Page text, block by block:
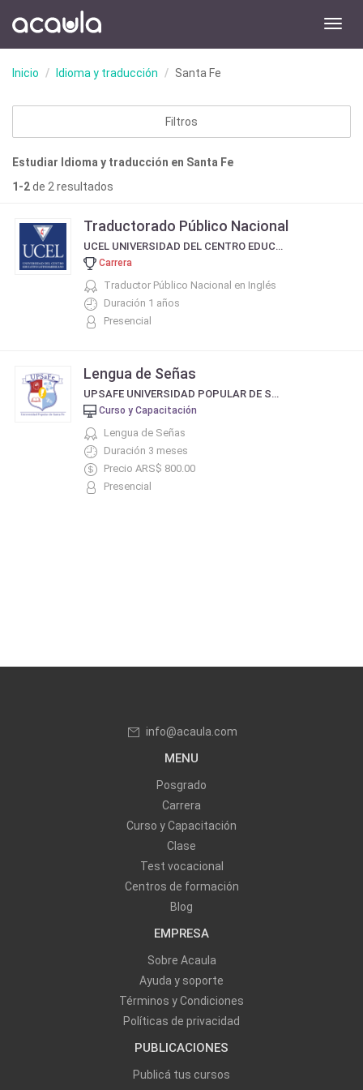
Inicio Idioma y traducción Santa Fe
Filtros
Estudiar Idioma y traducción en Santa Fe
1-2de 2 resultados
Traductorado Público Nacional
UCEL UNIVERSIDAD DEL CENTRO EDUCATIVO LATINOAMERICANO
Carrera
Traductor Público Nacional en Inglés
Duración 1 años
Presencial
Lengua de Señas
UPSAFE UNIVERSIDAD POPULAR DE SANTA FE
Curso y Capacitación
Lengua de Señas
Duración 3 meses
Precio ARS$ 800.00
Presencial
info@acaula.com
MENU
Posgrado
Carrera
Curso y Capacitación
Clase
Test vocacional
Centros de formación
Blog
EMPRESA
Sobre Acaula
Ayuda y soporte
Términos y Condiciones
Políticas de privacidad
PUBLICACIONES
Publicá tus cursos